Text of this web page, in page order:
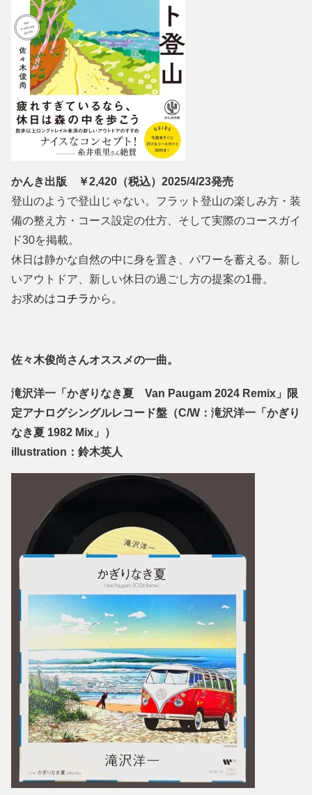
かんき出版 ￥2,420（税込）2025/4/23発売
登山のようで登山じゃない。フラット登山の楽しみ方・装
備の整え方・コース設定の仕方、そして実際のコースガイ
ド30を掲載。
休日は静かな自然の中に身を置き、パワーを蓄える。新し
いアウトドア、新しい休日の過ごし方の提案の1冊。
お求めはコチラから。
佐々木俊尚さんオススメの一曲。
滝沢洋一「かぎりなき夏 Van Paugam 2024 Remix」限
定アナログシングルレコード盤（C/W：滝沢洋一「かぎり
なき夏 1982 Mix」）
illustration：鈴木英人